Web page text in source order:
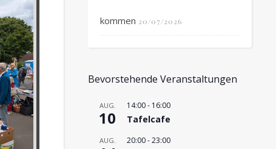
kommen 20/07/2026
Bevorstehende Veranstaltungen
AUG.
10
14:00- 16:00
Tafelcafe
AUG. 20:00-23:00